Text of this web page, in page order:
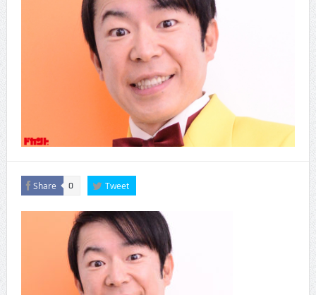
CINEMA×STYLE 286号
CINEMA×STYLE 285号
CINEMA×STYLE 294号
Share 0 Tweet